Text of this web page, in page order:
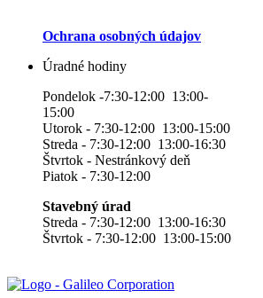
Ochrana osobných údajov
Úradné hodiny
Pondelok -7:30-12:00 13:00-
15:00
Utorok - 7:30-12:00 13:00-15:00
Streda - 7:30-12:00 13:00-16:30
Štvrtok - Nestránkový deň
Piatok - 7:30-12:00
Stavebný úrad
Streda - 7:30-12:00 13:00-16:30
Štvrtok - 7:30-12:00 13:00-15:00